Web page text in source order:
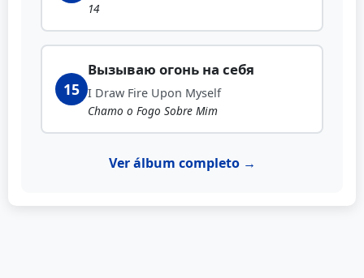
14
15
Вызываю огонь на себя
I Draw Fire Upon Myself
Chamo o Fogo Sobre Mim
Ver álbum completo →